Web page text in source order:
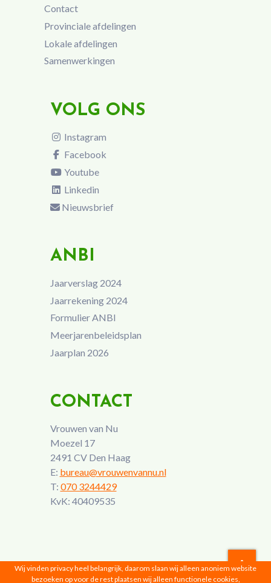
Contact
Provinciale afdelingen
Lokale afdelingen
Samenwerkingen
VOLG ONS
Instagram
Facebook
Youtube
Linkedin
Nieuwsbrief
ANBI
Jaarverslag 2024
Jaarrekening 2024
Formulier ANBI
Meerjarenbeleidsplan
Jaarplan 2026
CONTACT
Vrouwen van Nu
Moezel 17
2491 CV Den Haag
E: bureau@vrouwenvannu.nl
T: 070 3244429
KvK: 40409535
Wij vinden privacy heel belangrijk, daarom slaan wij alleen anoniem website
bezoeken op voor de rest plaatsen wij alleen functionele cookies,